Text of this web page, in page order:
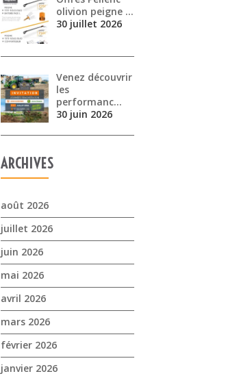
olivion peigne …
30 juillet 2026
Venez découvrir
les
performanc…
30 juin 2026
ARCHIVES
août 2026
juillet 2026
juin 2026
mai 2026
avril 2026
mars 2026
février 2026
janvier 2026